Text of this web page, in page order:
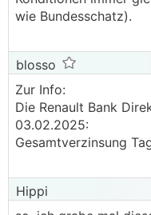
wie Bundesschatz).
blosso
Zur Info:
Die Renault Bank
03.02.2025:
Gesamtverzinsung
Hippi